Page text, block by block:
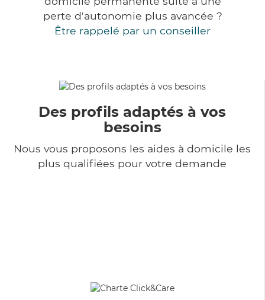
perte d'autonomie plus avancée ?
Être rappelé par un conseiller
Des profils adaptés à vos
besoins
Nous vous proposons les aides à domicile les
plus qualifiées pour votre demande